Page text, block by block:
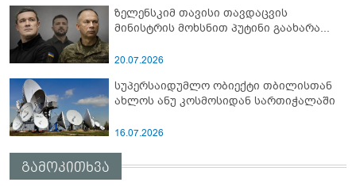
ზელენსკიმ თავისი თავდაცვის
მინისტრის მოხსნით პუტინი გაახარა...
20.07.2026
სუპერსაიდუმლო ობიექტი თბილისთან
ახლოს ანუ კოსმოსიდან სართიჭალაში
16.07.2026
გამოკითხვა